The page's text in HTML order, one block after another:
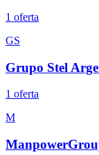
1 oferta
GS
Grupo Stel
1 oferta
M